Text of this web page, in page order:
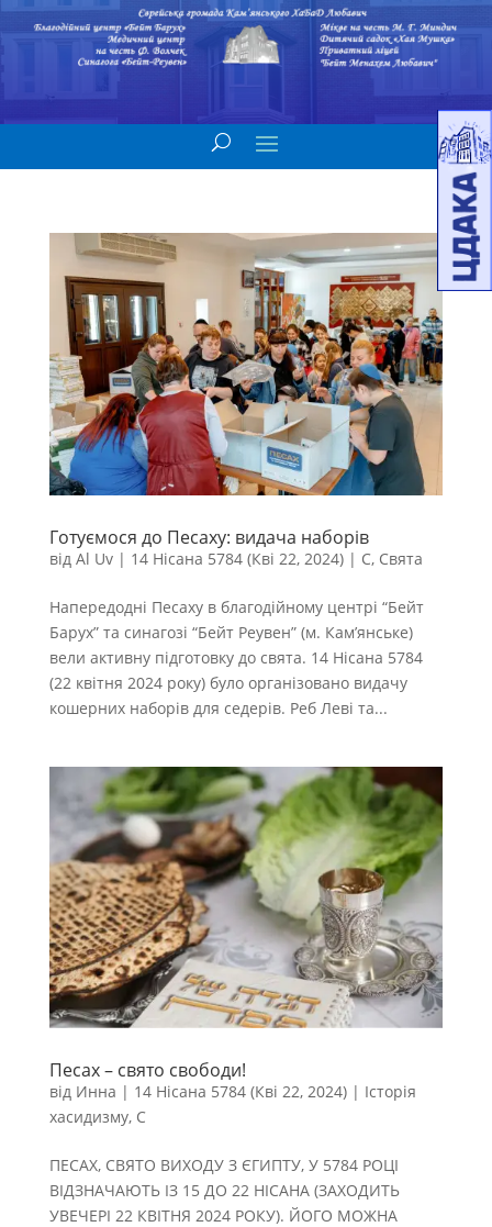
Готуємося до Песаху: видача наборів
від Al Uv| 14 Нісана 5784 (Кві 22, 2024)| С, Свята
Напередодні Песаху в благодійному центрі “Бейт
Барух” та синагозі “Бейт Реувен” (м. Кам’янське)
вели активну підготовку до свята. 14 Нісана 5784
(22 квітня 2024 року) було організовано видачу
кошерних наборів для cедерів. Реб Леві та...
Песах – свято свободи!
від Инна | 14 Нісана 5784 (Кві 22, 2024)| Історія
хасидизму, С
ПЕСАХ, СВЯТО ВИХОДУ З ЄГИПТУ, У 5784 РОЦІ
ВІДЗНАЧАЮТЬ ІЗ 15 ДО 22 НІСАНА (ЗАХОДИТЬ
УВЕЧЕРІ 22 КВІТНЯ 2024 РОКУ). ЙОГО МОЖНА